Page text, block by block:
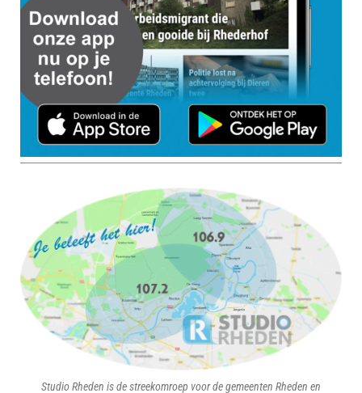
Studio Rheden is de streekomroep voor de gemeenten Rheden en